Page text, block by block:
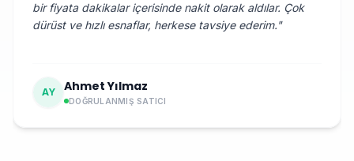
bir fiyata dakikalar içerisinde nakit olarak aldılar. Çok
dürüst ve hızlı esnaflar, herkese tavsiye ederim."
AY Ahmet Yılmaz
DOĞRULANMIŞ SATICI